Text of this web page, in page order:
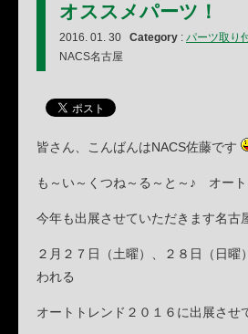
オススメパーツ！
2016. 01. 30 Category : パーツ取り
NACS名古屋
皆さん、こんばんはNACS佐藤です
も～い～くつね～る～と～♪ オート
今年も出展させていただきます名古
２月２７日（土曜）、２８日（日曜
われる
オートトレンド２０１６に出展させ